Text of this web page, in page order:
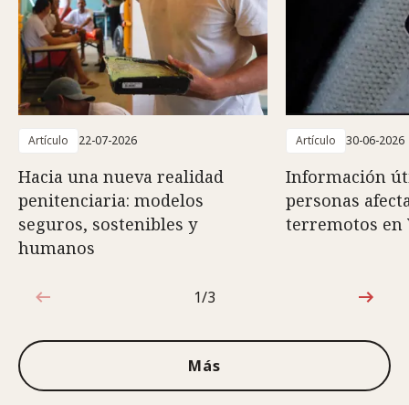
Artículo 22-07-2026
Hacia una nueva realidad
penitenciaria: modelos
seguros, sostenibles y
humanos
Artículo 30-06-2026
Información
personas
terremotos en
1de3
1/3
Más